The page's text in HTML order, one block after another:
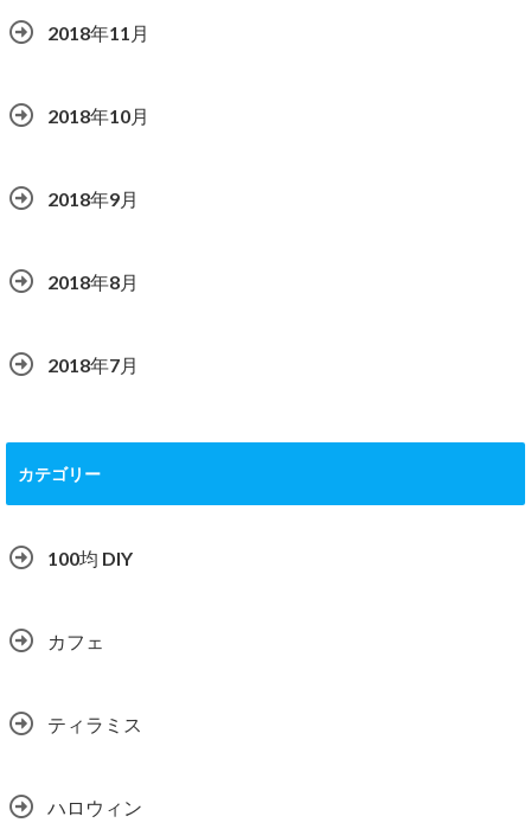
2018年11月
2018年10月
2018年9月
2018年8月
2018年7月
カテゴリー
100均 DIY
カフェ
ティラミス
ハロウィン